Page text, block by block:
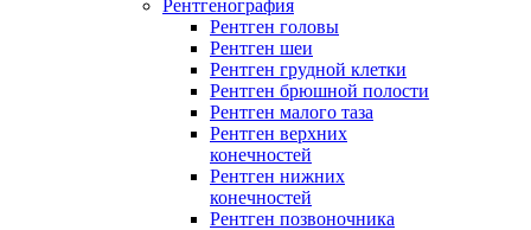
Рентгенография
Рентген головы
Рентген шеи
Рентген грудной клетки
Рентген брюшной полости
Рентген малого таза
Рентген верхних
конечностей
Рентген нижних
конечностей
Рентген позвоночника